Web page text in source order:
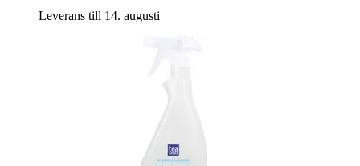
Leverans till 14. augusti